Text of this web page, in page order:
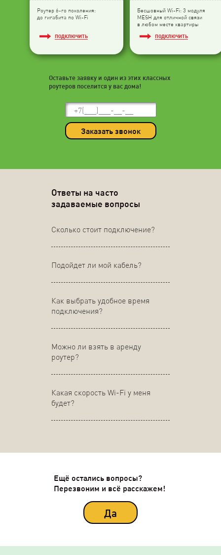
Роутер 6-го поколения:
до гигабита по Wi-Fi
ПОДКЛЮЧИТЬ
Бесшовный Wi-Fi: 3 модуля
МESH для отличной связи
в любом месте квартиры
ПОДКЛЮЧИТЬ
Оставьте заявку и один из этих классных
роутеров поселится у вас дома!
Заказать звонок
Ответы на часто
задаваемые вопросы
Сколько стоит подключение?
Подойдет ли мой кабель?
Как выбрать удобное время
подключения?
Можно ли взять в аренду
роутер?
Какая скорость Wi-Fi у меня
будет?
Ещё остались вопросы?
Перезвоним и всё расскажем!
Да